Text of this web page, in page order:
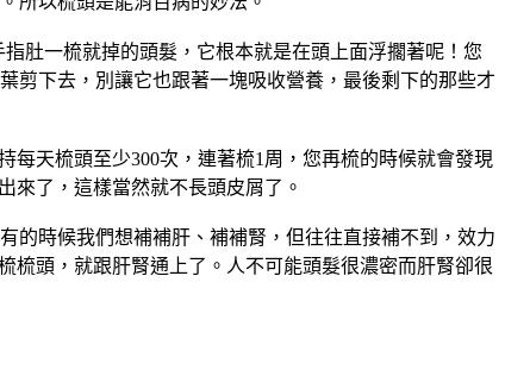
肚一梳就掉的頭髮，它根本就是在頭上面浮擱著呢！您
剪下去，別讓它也跟著一塊吸收營養，最後剩下的那些才
每天梳頭至少300次，連著梳1 周，您再梳的時候就會發現
來了，這樣當然就不長頭皮屑了。
的時候我們想補補肝、補補腎，但往往直接補不到，效力
梳頭，就跟肝腎通上了。人不可能頭髮很濃密而肝腎卻很